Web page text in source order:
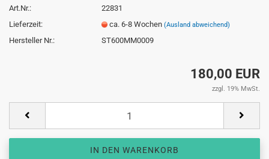
Art.Nr.:
22831
Lieferzeit:
ca. 6-8 Wochen(Ausland abweichend)
Hersteller Nr.: ST600MM0009
180,00 EUR
zzgl. 19% MwSt.